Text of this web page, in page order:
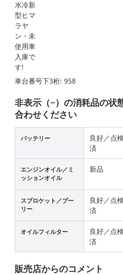
車台番号下3桁: 958
非表示（−）の消耗品の状
合わせください
バッテリー
良好／点
済
エンジンオイル／ミ
ッションオイル
新品
スプロケット／プー
リー
良好／点
済
オイルフィルター
良好／点
済
販売店からのコメント